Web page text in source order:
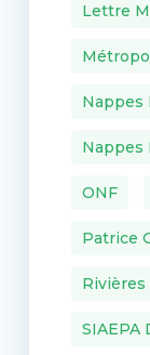
Lettre
Nappes
Nappes
ONF
Patrice
Rivières
SIAEPA